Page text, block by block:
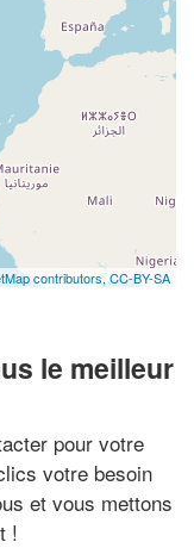
contributors, CC-BY-SA
le meilleur
pour votre
votre besoin
et vous mettons
!